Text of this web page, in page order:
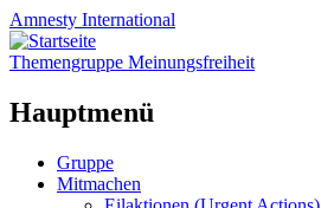
Amnesty International
Themengruppe Meinungsfreiheit
Hauptmenü
Zum
Inhalt
Gruppe
Mitmachen